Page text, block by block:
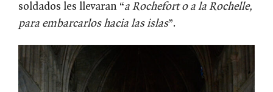
soldados les llevaran “a Rochefort o a la Rochelle,
para embarcarlos hacia las islas”.